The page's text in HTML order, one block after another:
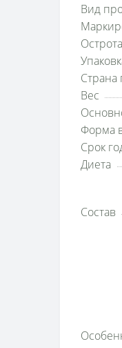
Вид
Острота
Страна
Вес
Форма
Срок
Диета
Состав